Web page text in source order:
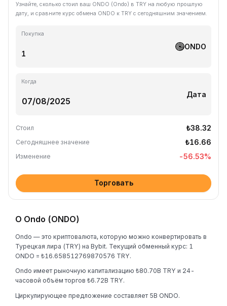
Узнайте, сколько стоил ваш ONDO (Ondo) в TRY на любую прошлую
дату, и сравните курс обмена ONDO к TRY с сегодняшним значением.
Покупка
ONDO
Когда
Дата
Стоил ₺38.32
Сегодняшнее значение ₺16.66
Изменение -56.53%
Торговать
О Ondo (ONDO)
Ondo — это криптовалюта, которую можно конвертировать в
Турецкая лира (TRY) на Bybit. Текущий обменный курс: 1
ONDO = ₺16.658512769870576 TRY.
Ondo имеет рыночную капитализацию ₺80.70B TRY и 24-
часовой объём торгов ₺6.72B TRY.
Циркулирующее предложение составляет 5B ONDO.